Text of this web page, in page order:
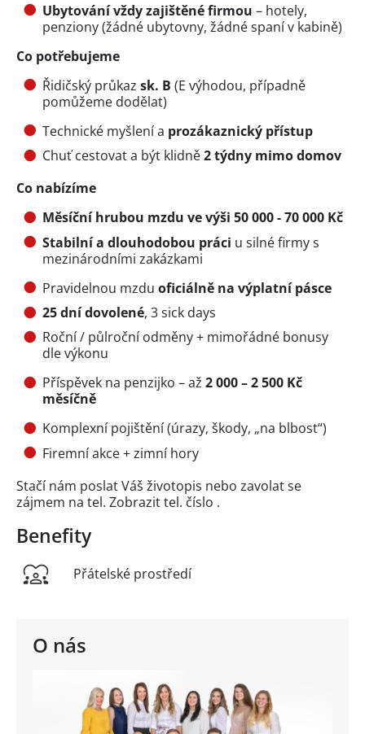
O nás
Ubytování vždy zajištěné firmou – hotely,
penziony (žádné ubytovny, žádné spaní v kabině)
Co potřebujeme
Řidičský průkaz sk. B (E výhodou, případně
pomůžeme dodělat)
Technické myšlení a prozákaznický přístup
Chuť cestovat a být klidně2 týdny mimo domov
Co nabízíme
Měsíční hrubou mzdu ve výši 50 000 - 70 000 Kč
Stabilní a dlouhodobou práci u silné firmy s
mezinárodními zakázkami
Pravidelnou mzdu oficiálně na výplatní pásce
25 dní dovolené, 3 sick days
Roční / půlroční odměny + mimořádné bonusy
dle výkonu
Příspěvek na penzijko – až 2 000 – 2 500 Kč
měsíčně
Komplexní pojištění (úrazy, škody, „na blbost“)
Firemní akce + zimní hory
Stačí nám poslat Váš životopis nebo zavolat se
zájmem na tel. Zobrazit tel. číslo .
Benefity
Přátelské prostředí